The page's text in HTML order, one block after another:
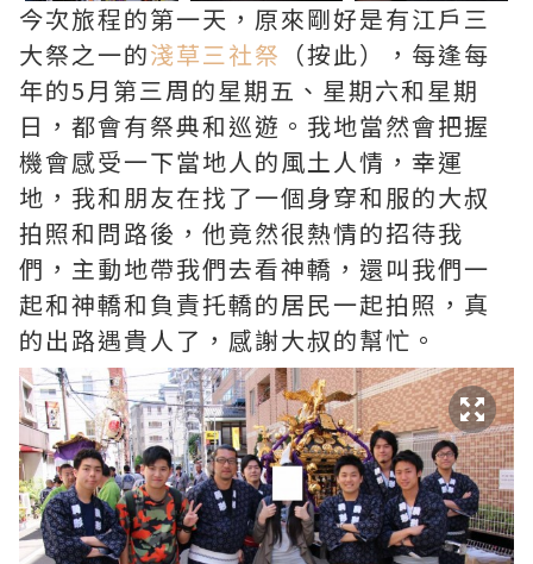
今次旅程的第一天，原來剛好是有江戶三
大祭之一的淺草三社祭 （按此），每逢每
年的5月第三周的星期五、星期六和星期
日，都會有祭典和巡遊。我地當然會把握
機會感受一下當地人的風土人情，幸運
地，我和朋友在找了一個身穿和服的大叔
拍照和問路後，他竟然很熱情的招待我
們，主動地帶我們去看神轎，還叫我們一
起和神轎和負責托轎的居民一起拍照，真
的出路遇貴人了，感謝大叔的幫忙。